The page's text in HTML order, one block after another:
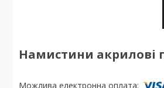
Намистини акрилові